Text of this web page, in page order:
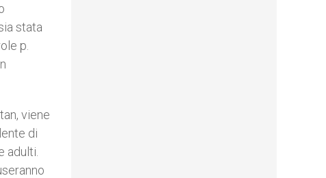
stata
p.
viene
di
adulti.